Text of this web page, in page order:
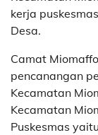
kerja
Desa.
Camat
pencanangan
Kecamatan
Kecamatan
Puskesmas